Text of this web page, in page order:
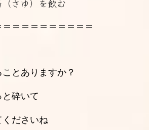
さゆ）を飲む
＝＝＝＝＝＝＝＝＝
とありますか？
砕いて
ださいね